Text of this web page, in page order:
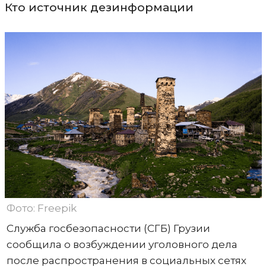
Кто источник дезинформации
Фото: Freepik
Служба госбезопасности (СГБ) Грузии
сообщила о возбуждении уголовного дела
после распространения в социальных сетях